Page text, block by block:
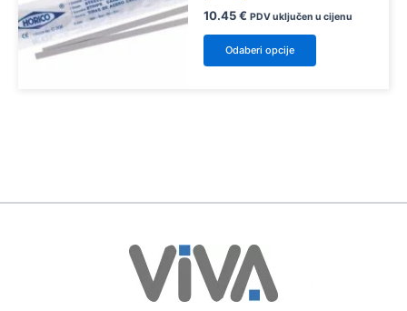
10.45€ PDV uključen u cijenu
Odaberi opcije
Ovaj
proizvod